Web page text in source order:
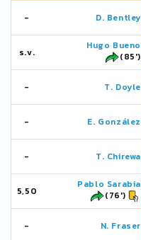
- D. Bentley
s.v.
Hugo Bueno
(85')
- T. Doyle
- E. González
- T. Chirewa
5,50
Pablo Sarabia
(76')
- N. Fraser